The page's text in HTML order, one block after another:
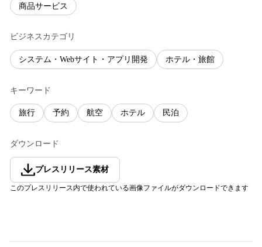
商品サービス
ビジネスカテゴリ
システム・Webサイト・アプリ開発 ホテル・旅館
キーワード
旅行 予約 航空 ホテル 民泊
ダウンロード
プレスリリース素材
このプレスリリース内で使われている画像ファイルがダウンロードできます